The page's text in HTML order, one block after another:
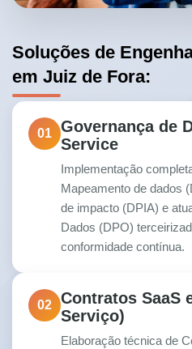
Soluções de
em Juiz de Fora:
01
Governança de
Service
Implementação
Mapeamento de dados
de impacto (DPIA) e
Dados (DPO)
conformidade contínua.
02
Contratos SaaS
Serviço)
Elaboração técnica de